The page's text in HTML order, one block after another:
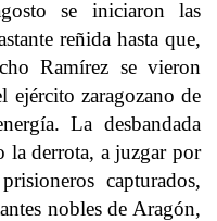
se iniciaron las
reñida hasta que,
Ramírez se vieron
ejército zaragozano de
La desbandada
la derrota, a juzgar por
capturados,
nobles de Aragón,